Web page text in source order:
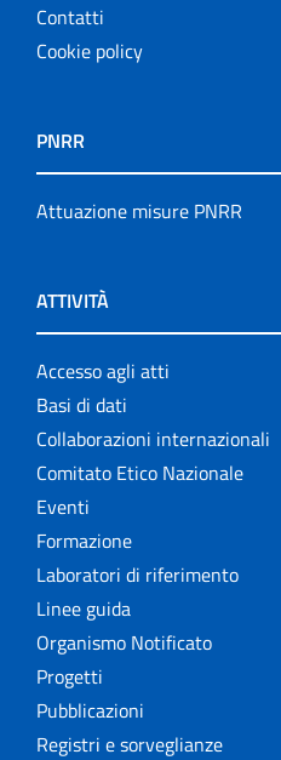
Contatti
Cookie policy
PNRR
Attuazione misure PNRR
ATTIVITÀ
Accesso agli atti
Basi di dati
Collaborazioni internazionali
Comitato Etico Nazionale
Eventi
Formazione
Laboratori di riferimento
Linee guida
Organismo Notificato
Progetti
Pubblicazioni
Registri e sorveglianze